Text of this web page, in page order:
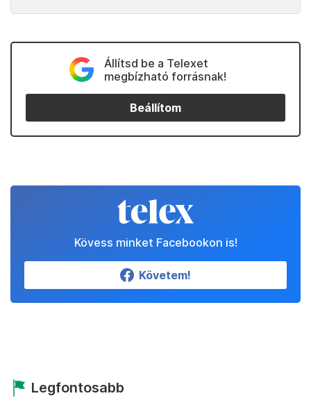
Állítsd be a Telexet
megbízható forrásnak!
Beállítom
Kövess minket Facebookon is!
Követem!
Legfontosabb